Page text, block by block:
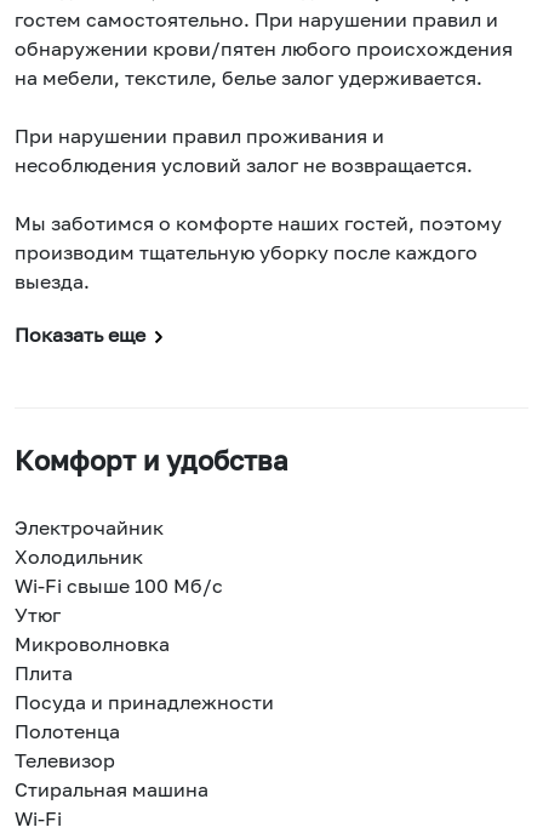
гостем самостоятельно. При нарушении правил и
обнаружении крови/пятен любого происхождения
на мебели, текстиле, белье залог удерживается.
При нарушении правил проживания и
несоблюдения условий залог не возвращается.
Мы заботимся о комфорте наших гостей, поэтому
производим тщательную уборку после каждого
выезда.
Показать еще
Комфорт и удобства
Электрочайник
Холодильник
Wi-Fi свыше 100 Мб/с
Утюг
Микроволновка
Плита
Посуда и принадлежности
Полотенца
Телевизор
Стиральная машина
Wi-Fi